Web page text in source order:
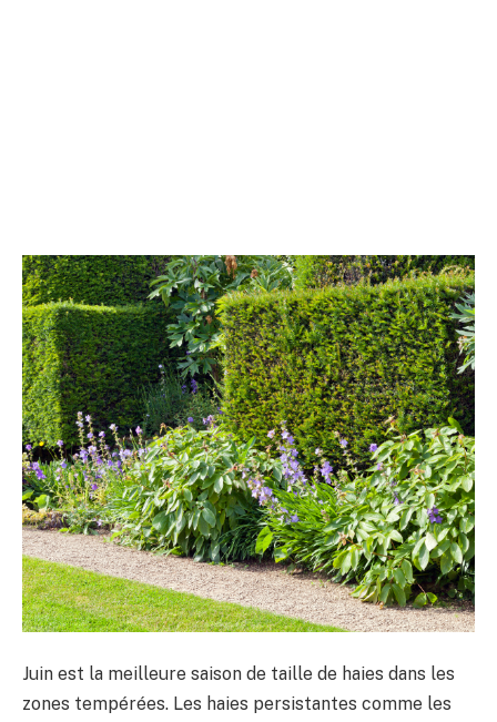
Juin est la meilleure saison de taille de haies dans les
zones tempérées. Les haies persistantes comme les